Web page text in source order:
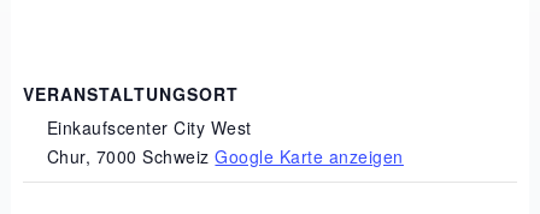
VERANSTALTUNGSORT
Einkaufscenter City West
Chur, 7000 Schweiz Google Karte anzeigen